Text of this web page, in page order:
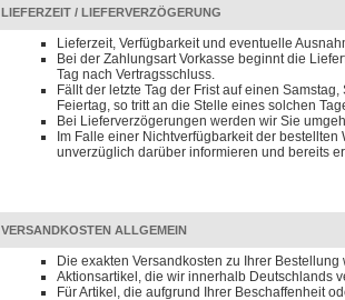
LIEFERZEIT / LIEFERVERZÖGERUNG
Lieferzeit, Verfügbarkeit und eventuelle
Bei der Zahlungsart Vorkasse beginnt die
Tag nach Vertragsschluss.
Fällt der letzte Tag der Frist auf einen
Feiertag, so tritt an die Stelle eines solchen
Bei Lieferverzögerungen werden wir Sie
Im Falle einer Nichtverfügbarkeit der
unverzüglich darüber informieren und bereits
VERSANDKOSTEN ALLGEMEIN
Die exakten Versandkosten zu Ihrer
Aktionsartikel, die wir innerhalb Deutschlands
Für Artikel, die aufgrund Ihrer Beschaffenheit